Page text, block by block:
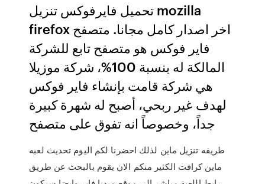
تحميل فايرفوكس تنزيل mozilla
firefox اخر اصدار كامل مجانا. متصفح
فاير فوكس هو متصفح تابع للشركة
المالكة له بنسبة 100%، شركة موزيلا
هي شركة قامت بإنشاء فاير فوكس
لهدف غير ربحي، أصبح له شهرة كبيرة
جداً، وخصوصاً انه تفوق على متصفح
طريقه تنزيل ماين لذلك احضرنا لكم اليوم تحديث لعبه
ماين كرافت الكثير منكم الان يقوم بالبحث عن طريق